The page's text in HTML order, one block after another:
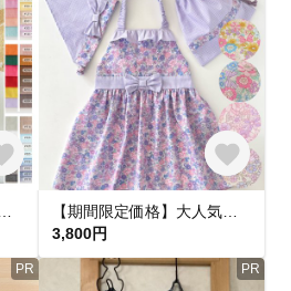
3,800円
PR PR